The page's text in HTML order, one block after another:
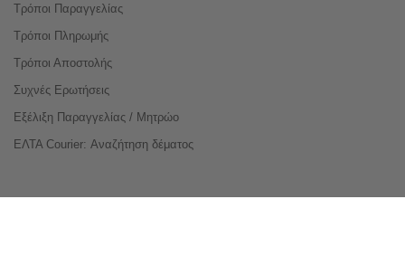
Τρόποι Παραγγελίας
Τρόποι Πληρωμής
Τρόποι Αποστολής
Συχνές Ερωτήσεις
Εξέλιξη Παραγγελίας / Μητρώο
ΕΛΤΑ Courier: Αναζήτηση δέματος